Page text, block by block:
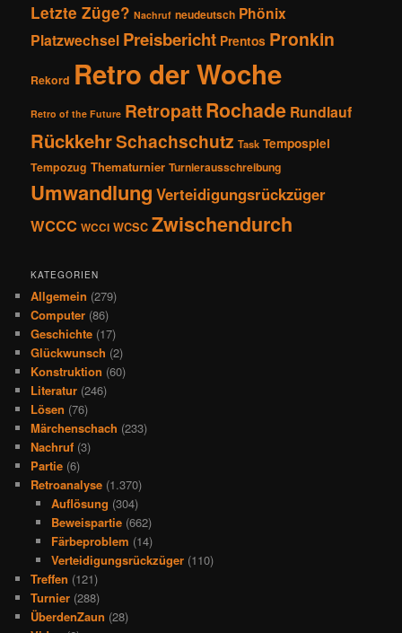
Letzte Züge? Nachruf neudeutsch Phönix
Platzwechsel Preisbericht Prentos Pronkin
Rekord Retro der Woche
Retro of the Future RetropattRochade Rundlauf
RückkehrSchachschutz Task Tempospiel
Tempozug Thematurnier Turnierausschreibung
Umwandlung Verteidigungsrückzüger
WCCC WCCI WCSC Zwischendurch
KATEGORIEN
Allgemein (279)
Computer (86)
Geschichte (17)
Glückwunsch (2)
Konstruktion (60)
Literatur (246)
Lösen (76)
Märchenschach (233)
Nachruf (3)
Partie (6)
Retroanalyse (1.370)
Auflösung (304)
Beweispartie(662)
Färbeproblem (14)
Verteidigungsrückzüger(110)
Treffen (121)
Turnier (288)
ÜberdenZaun (28)